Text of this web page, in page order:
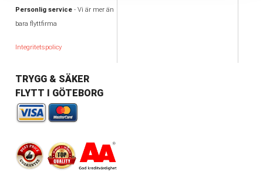
Personlig service- Vi är mer än
bara flyttfirma
Integritetspolicy
TRYGG & SÄKER
FLYTT I GÖTEBORG